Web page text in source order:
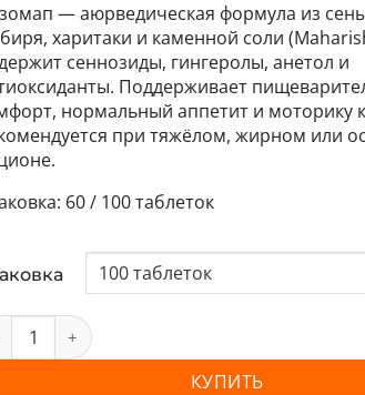
— аюрведическая формула из
харитаки и каменной соли
сеннозиды, гингеролы, анетол и
Поддерживает
нормальный аппетит и моторику
при тяжёлом, жирном или
60 / 100 таблеток
КУПИТЬ